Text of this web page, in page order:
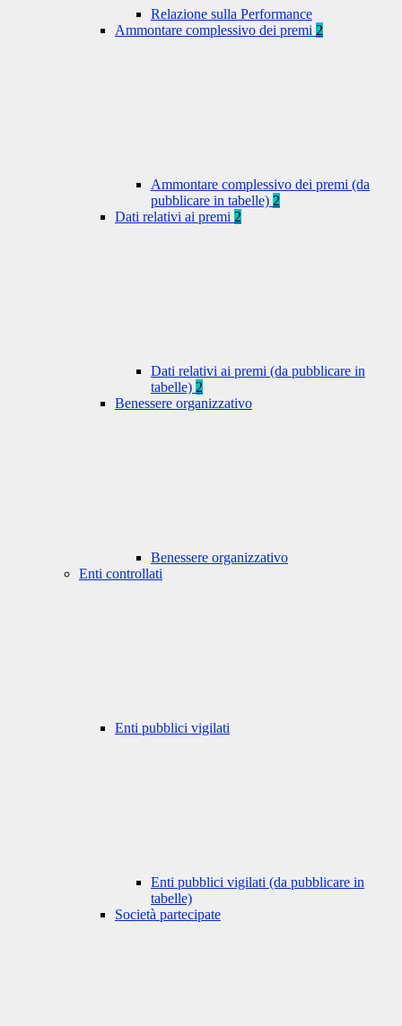
Relazione sulla Performance
Ammontare complessivo dei premi 2
Ammontare complessivo dei premi (da
pubblicare in tabelle) 2
Dati relativi ai premi 2
Dati relativi ai premi (da pubblicare in
tabelle) 2
Benessere organizzativo
Benessere organizzativo
Enti controllati
Enti pubblici vigilati
Enti pubblici vigilati (da pubblicare in
tabelle)
Società partecipate